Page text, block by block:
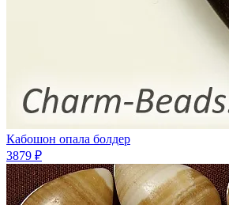
Кабошон опала болдер
3879 ₽